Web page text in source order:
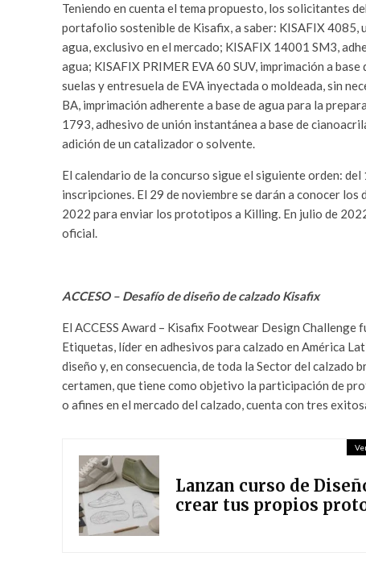
Teniendo en cuenta el tema propuesto, los solicitantes
portafolio sostenible de Kisafix, a saber: KISAFIX 4085,
agua, exclusivo en el mercado; KISAFIX 14001 SM3,
agua; KISAFIX PRIMER EVA 60 SUV, imprimación a
suelas y entresuela de EVA inyectada o moldeada, sin
BA, imprimación adherente a base de agua para la
1793, adhesivo de unión instantánea a base de
adición de un catalizador o solvente.
El calendario de la concurso sigue el siguiente orden:
inscripciones. El 29 de noviembre se darán a conocer
2022 para enviar los prototipos a Killing. En julio de
oficial.
ACCESO – Desafío de diseño de calzado Kisafix
El ACCESS Award – Kisafix Footwear Design
Etiquetas, líder en adhesivos para calzado en América
diseño y, en consecuencia, de toda la Sector del calzado
certamen, que tiene como objetivo la participación de
o afines en el mercado del calzado, cuenta con tres
Lanzan curso de
crear tus propios